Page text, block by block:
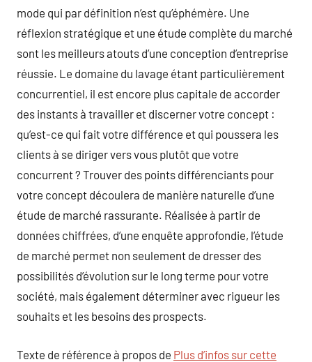
mode qui par définition n’est qu’éphémère. Une
réflexion stratégique et une étude complète du marché
sont les meilleurs atouts d’une conception d’entreprise
réussie. Le domaine du lavage étant particulièrement
concurrentiel, il est encore plus capitale de accorder
des instants à travailler et discerner votre concept :
qu’est-ce qui fait votre différence et qui poussera les
clients à se diriger vers vous plutôt que votre
concurrent ? Trouver des points différenciants pour
votre concept découlera de manière naturelle d’une
étude de marché rassurante. Réalisée à partir de
données chiffrées, d’une enquête approfondie, l’étude
de marché permet non seulement de dresser des
possibilités d’évolution sur le long terme pour votre
société, mais également déterminer avec rigueur les
souhaits et les besoins des prospects.
Texte de référence à propos de Plus d’infos sur cette